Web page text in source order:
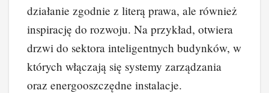
działanie zgodnie z literą prawa, ale również
inspirację do rozwoju. Na przykład, otwiera
drzwi do sektora inteligentnych budynków, w
których włączają się systemy zarządzania
oraz energooszczędne instalacje.